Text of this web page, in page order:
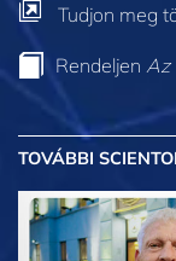
Tudjon meg
Rendeljen Az
TOVÁBBI